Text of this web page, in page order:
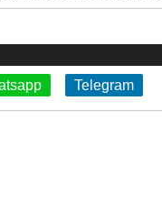
Telegram